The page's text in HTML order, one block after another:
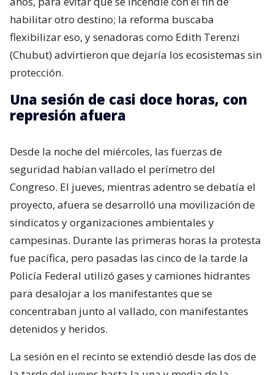
habilitar otro destino; la reforma buscaba
flexibilizar eso, y senadoras como Edith Terenzi
(Chubut) advirtieron que dejaría los ecosistemas sin
protección.
Una sesión de casi doce horas, con
represión afuera
Desde la noche del miércoles, las fuerzas de
seguridad habían vallado el perímetro del
Congreso. El jueves, mientras adentro se debatía el
proyecto, afuera se desarrolló una movilización de
sindicatos y organizaciones ambientales y
campesinas. Durante las primeras horas la protesta
fue pacífica, pero pasadas las cinco de la tarde la
Policía Federal utilizó gases y camiones hidrantes
para desalojar a los manifestantes que se
concentraban junto al vallado, con manifestantes
detenidos y heridos.
La sesión en el recinto se extendió desde las dos de